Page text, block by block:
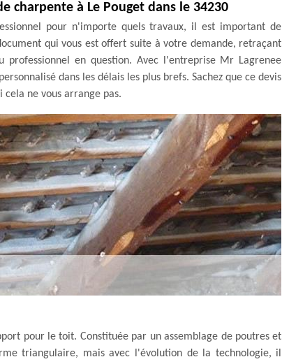
charpente à Le Pouget dans le 34230
pour n'importe quels travaux, il est important de
qui vous est offert suite à votre demande, retraçant
en question. Avec l'entreprise Mr Lagrenee
dans les délais les plus brefs. Sachez que ce devis
cela ne vous arrange pas.
pour le toit. Constituée par un assemblage de poutres et
triangulaire, mais avec l'évolution de la technologie, il